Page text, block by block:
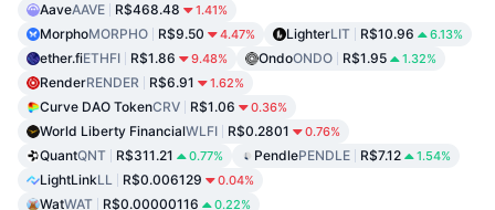
AaveAAVE R$468.48 1.41%
MorphoMORPHO R$9.50 4.47% LighterLIT R$10.96 6.13%
ether.fiETHFI R$1.86 9.48% OndoONDO R$1.95 1.32%
RenderRENDER R$6.91 1.62%
Curve DAO TokenCRV R$1.06 0.36%
World Liberty FinancialWLFI R$0.2801 0.76%
QuantQNT R$311.21 0.77% PendlePENDLE R$7.12 1.54%
LightLinkLL R$0.006129 0.04%
WatWAT R$0.00000116 0.22%